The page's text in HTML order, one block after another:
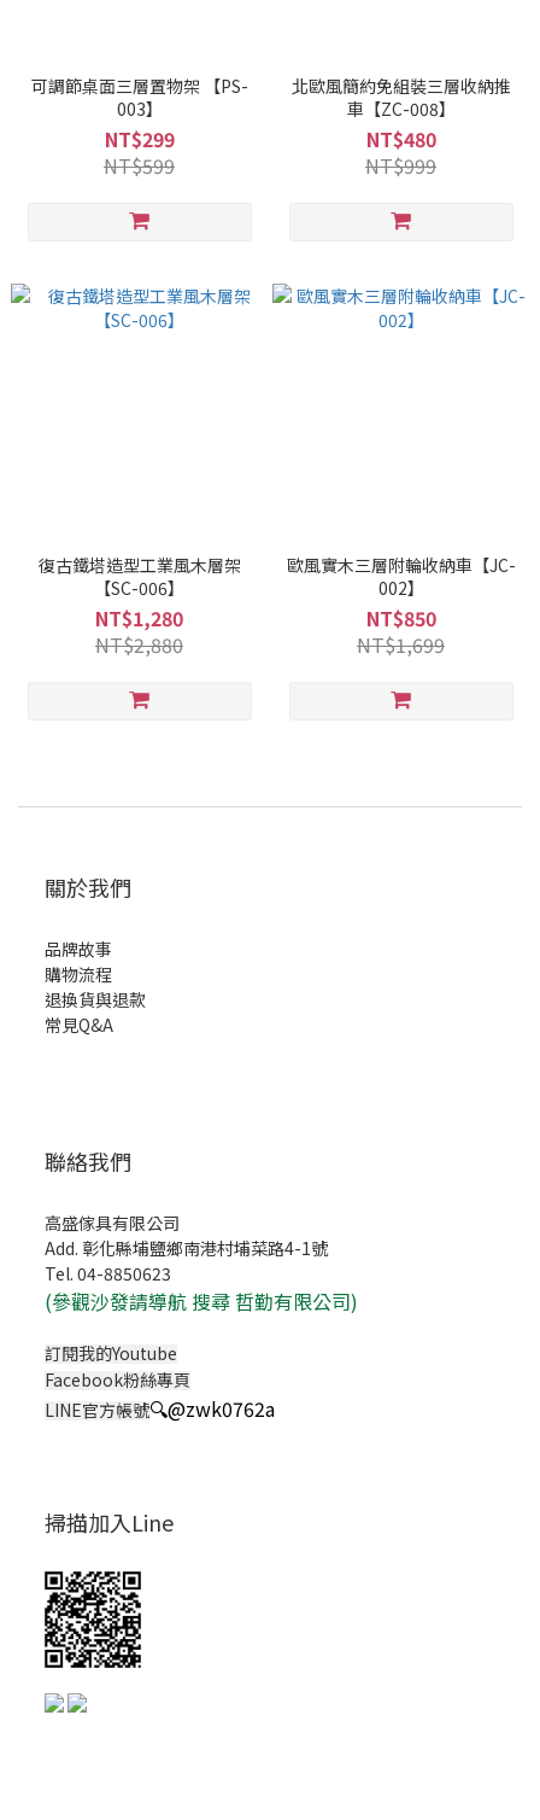
可調節桌面三層置物架 【PS-
003】
NT$299
NT$599
北歐風簡約免組裝三層收納推
車【ZC-008】
NT$480
NT$999
復古鐵塔造型工業風木層架
【SC-006】
NT$1,280
NT$2,880
歐風實木三層附輪收納車【JC-
002】
NT$850
NT$1,699
關於我們
品牌故事
購物流程
退換貨與退款
常見Q&A
聯絡我們
高盛傢具有限公司
Add. 彰化縣埔鹽鄉南港村埔菜路4-1號
Tel. 04-8850623
(參觀沙發請導航 搜尋 哲勤有限公司)
訂閱我的Youtube
Facebook粉絲專頁
LINE官方帳號🔍@zwk0762a
掃描加入Line